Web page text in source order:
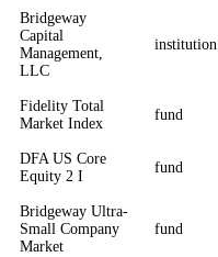
Bridgeway
Capital
Management,
LLC
institution
Fidelity Total
Market Index
fund
DFA US Core
Equity 2 I
fund
Bridgeway Ultra-
Small Company
Market
fund